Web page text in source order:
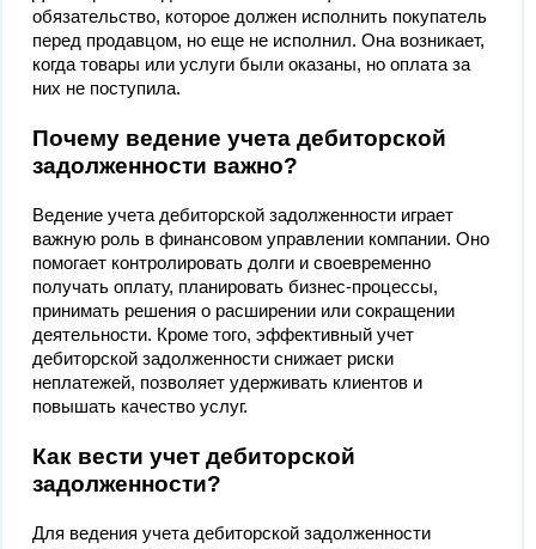
обязательство, которое должен исполнить покупатель
перед продавцом, но еще не исполнил. Она возникает,
когда товары или услуги были оказаны, но оплата за
них не поступила.
Почему ведение учета дебиторской
задолженности важно?
Ведение учета дебиторской задолженности играет
важную роль в финансовом управлении компании. Оно
помогает контролировать долги и своевременно
получать оплату, планировать бизнес-процессы,
принимать решения о расширении или сокращении
деятельности. Кроме того, эффективный учет
дебиторской задолженности снижает риски
неплатежей, позволяет удерживать клиентов и
повышать качество услуг.
Как вести учет дебиторской
задолженности?
Для ведения учета дебиторской задолженности